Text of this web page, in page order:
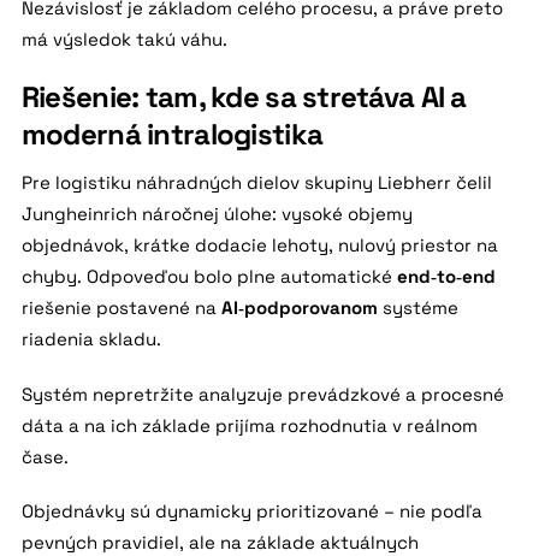
Nezávislosť je základom celého procesu, a práve preto
má výsledok takú váhu.
Riešenie: tam, kde sa stretáva AI a
moderná intralogistika
Pre logistiku náhradných dielov skupiny Liebherr čelil
Jungheinrich náročnej úlohe: vysoké objemy
objednávok, krátke dodacie lehoty, nulový priestor na
chyby. Odpoveďou bolo plne automatické end‑to‑end
riešenie postavené na AI‑podporovanom systéme
riadenia skladu.
Systém nepretržite analyzuje prevádzkové a procesné
dáta a na ich základe prijíma rozhodnutia v reálnom
čase.
Objednávky sú dynamicky prioritizované – nie podľa
pevných pravidiel, ale na základe aktuálnych